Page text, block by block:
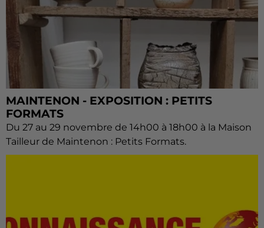
MAINTENON - EXPOSITION : PETITS
FORMATS
Du 27 au 29 novembre de 14h00 à 18h00 à la Maison
Tailleur de Maintenon : Petits Formats.